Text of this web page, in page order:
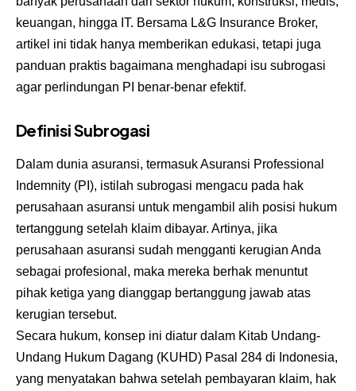
keuangan, hingga IT. Bersama L&G Insurance Broker,
artikel ini tidak hanya memberikan edukasi, tetapi juga
panduan praktis bagaimana menghadapi isu subrogasi
agar perlindungan PI benar-benar efektif.
Definisi Subrogasi
Dalam dunia asuransi, termasuk Asuransi Professional
Indemnity (PI), istilah subrogasi mengacu pada hak
perusahaan asuransi untuk mengambil alih posisi hukum
tertanggung setelah klaim dibayar. Artinya, jika
perusahaan asuransi sudah mengganti kerugian Anda
sebagai profesional, maka mereka berhak menuntut
pihak ketiga yang dianggap bertanggung jawab atas
kerugian tersebut.
Secara hukum, konsep ini diatur dalam Kitab Undang-
Undang Hukum Dagang (KUHD) Pasal 284 di Indonesia,
yang menyatakan bahwa setelah pembayaran klaim, hak